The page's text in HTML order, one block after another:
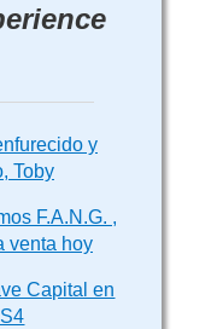
y
Toby
F.A.N.G. ,
venta hoy
Capital en